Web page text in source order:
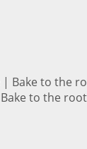
to the